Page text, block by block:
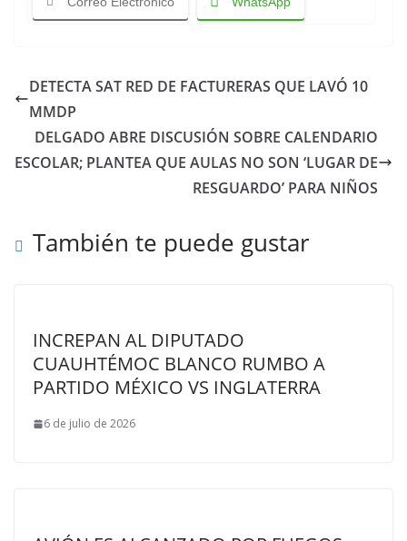
DETECTA SAT RED DE FACTURERAS QUE LAVÓ 10
MMDP
DELGADO ABRE DISCUSIÓN SOBRE CALENDARIO
ESCOLAR; PLANTEA QUE AULAS NO SON ‘LUGAR DE
RESGUARDO’ PARA NIÑOS
También te puede gustar
INCREPAN AL DIPUTADO
CUAUHTÉMOC BLANCO RUMBO A
PARTIDO MÉXICO VS INGLATERRA
6 de julio de 2026